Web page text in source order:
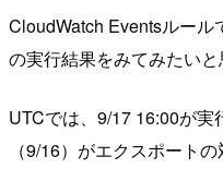
CloudWatch Eventsルール
の実行結果をみてみたいと
UTCでは、9/17 16:00が
（9/16）がエクスポート